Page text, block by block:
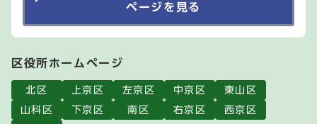
ページを見る
区役所ホームページ
北区 上京区 左京区 中京区
東山区
山科区
下京区 南区 右京区
西京区